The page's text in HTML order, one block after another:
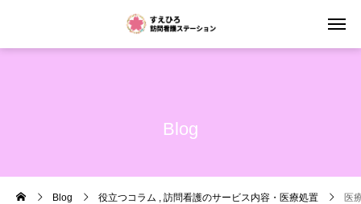
Blog
Blog 役立つコラム 訪問看護のサービス内容・医療処置 医